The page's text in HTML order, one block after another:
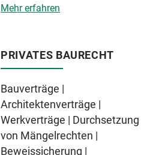
Mehr erfahren
PRIVATES BAURECHT
Bauverträge |
Architektenverträge |
Werkverträge | Durchsetzung
von Mängelrechten |
Beweissicherung |